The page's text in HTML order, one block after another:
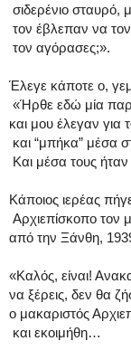
σιδερένιο σταυρό,
τον έβλεπαν να
τον αγόρασες;».
Έλεγε κάποτε ο,
«Ήρθε εδώ μία
και μου έλεγαν
και “μπήκα” μέσα
Και μέσα τους
Κάποιος ιερέας
Αρχιεπίσκοπο τον
από την Ξάνθη,
«Καλός, είναι!
να ξέρεις, δεν θα
ο μακαριστός
και εκοιμήθη…